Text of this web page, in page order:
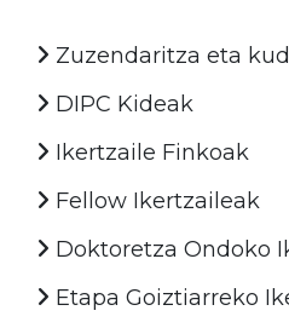
Zuzendaritza eta
DIPC Kideak
Ikertzaile Finkoak
Fellow Ikertzaileak
Doktoretza Ondoko
Etapa Goiztiarreko